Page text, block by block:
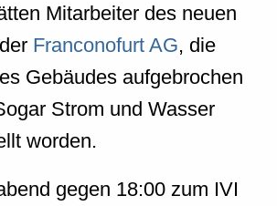
Mitarbeiter des neuen
Franconofurt AG, die
Gebäudes aufgebrochen
Strom und Wasser
worden.
gegen 18:00 zum IVI